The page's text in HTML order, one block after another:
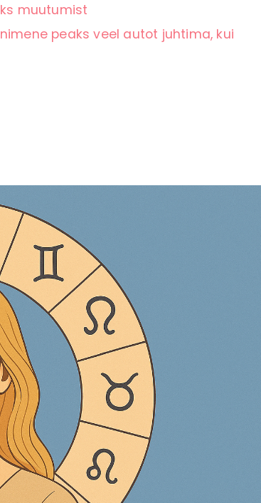
muutumist
peaks veel autot juhtima, kui